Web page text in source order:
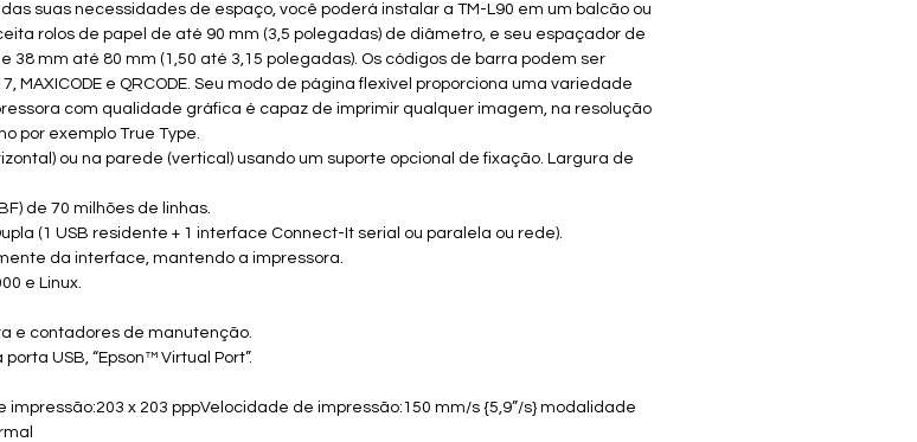
suas necessidades de espaço, você poderá instalar a TM-L90 em um balcão ou
rolos de papel de até 90 mm (3,5 polegadas) de diâmetro, e seu espaçador de
mm até 80 mm (1,50 até 3,15 polegadas). Os códigos de barra podem ser
MAXICODE e QRCODE. Seu modo de página flexível proporciona uma variedade
com qualidade gráfica é capaz de imprimir qualquer imagem, na resolução
por exemplo True Type.
ou na parede (vertical) usando um suporte opcional de fixação. Largura de
de 70 milhões de linhas.
(1 USB residente + 1 interface Connect-It serial ou paralela ou rede).
da interface, mantendo a impressora.
e Linux.
e contadores de manutenção.
USB, “Epson™ Virtual Port”.
x 203 pppVelocidade de impressão:150 mm/s {5,9”/s} modalidade